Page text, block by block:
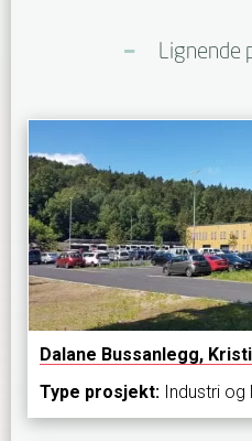
Lignende
Dalane Bussanlegg,
Type prosjekt: Industri